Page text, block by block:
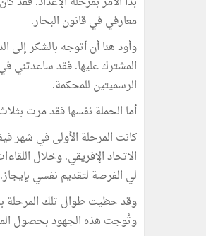
معارفي في قانون البحار.
وأود هنا أن أتوجه بالشكر
المشترك عليها. فقد ساعدتني في
الرسميتين للمحكمة.
أما الحملة نفسها فقد مرت
كانت المرحلة الأولى في شهر
الاتحاد الإفريقي. وخلال
لي الفرصة لتقديم نفسي بإيجاز.
وقد حظيت طوال تلك المرحلة
وتُوجت هذه الجهود بحصول